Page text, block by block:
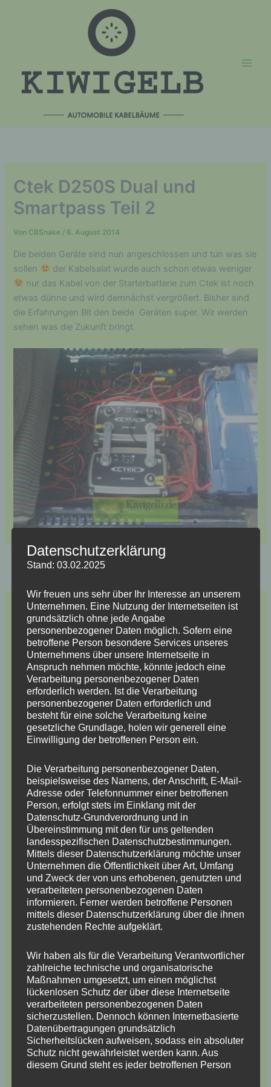
Ctek D250S Dual und
Smartpass Teil 2
Von CBSnake / 6. August 2014
Die beiden Geräte sind nun angeschlossen und tun was sie
sollen
der Kabelsalat wurde auch schon etwas weniger
nur das Kabel von der Starterbatterie zum Ctek ist noch
etwas dünne und wird demnächst vergrößert. Bisher sind
die Erfahrungen Bit den beide Geräten super. Wir werden
sehen was die Zukunft bringt.
ZURÜCK
3 Kommentare zu „Ctek D250S Dual und Smartpass Teil
Ulf
4. Juni 2016 um 19:48 Uhr
Hallo!
Ich habe mir auch grad die beiden Geräte gekauft,
Wo hast du die eingebaut? Unterm Fahrersitz?
Viele Grüße,
Ulf
Antworten
Achim
4. Juni 2016 um 20:24 Uhr
Hallo Ulf,
ja vor der Batterie unterm Fahrersitz, beim Benziner
sitzt die Starterbatterie ja beim Beifahrer.
Grüße
Achim
Antworten
Pingback:Ctek D250S Dual und Smartpass –
Datenschutzerklärung
Stand: 03.02.2025
Wir freuen uns sehr über Ihr Interesse an unserem
Unternehmen. Eine Nutzung der Internetseiten ist
grundsätzlich ohne jede Angabe
personenbezogener Daten möglich. Sofern eine
betroffene Person besondere Services unseres
Unternehmens über unsere Internetseite in
Anspruch nehmen möchte, könnte jedoch eine
Verarbeitung personenbezogener Daten
erforderlich werden. Ist die Verarbeitung
personenbezogener Daten erforderlich und
besteht für eine solche Verarbeitung keine
gesetzliche Grundlage, holen wir generell eine
Einwilligung der betroffenen Person ein.
Die Verarbeitung personenbezogener Daten,
beispielsweise des Namens, der Anschrift, E-Mail-
Adresse oder Telefonnummer einer betroffenen
Person, erfolgt stets im Einklang mit der
Datenschutz-Grundverordnung und in
Übereinstimmung mit den für uns geltenden
landesspezifischen Datenschutzbestimmungen.
Mittels dieser Datenschutzerklärung möchte unser
Unternehmen die Öffentlichkeit über Art, Umfang
und Zweck der von uns erhobenen, genutzten und
verarbeiteten personenbezogenen Daten
informieren. Ferner werden betroffene Personen
mittels dieser Datenschutzerklärung über die ihnen
zustehenden Rechte aufgeklärt.
Wir haben als für die Verarbeitung Verantwortlicher
zahlreiche technische und organisatorische
Maßnahmen umgesetzt, um einen möglichst
lückenlosen Schutz der über diese Internetseite
verarbeiteten personenbezogenen Daten
sicherzustellen. Dennoch können Internetbasierte
Datenübertragungen grundsätzlich
Sicherheitslücken aufweisen, sodass ein absoluter
Schutz nicht gewährleistet werden kann. Aus
diesem Grund steht es jeder betroffenen Person